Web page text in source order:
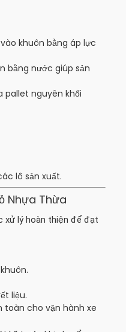
khuôn bằng áp lực
bằng nước giúp sản
pallet nguyên khối
lô sản xuất.
Nhựa Thừa
xử lý hoàn thiện để đạt
liệu.
toàn cho vận hành xe